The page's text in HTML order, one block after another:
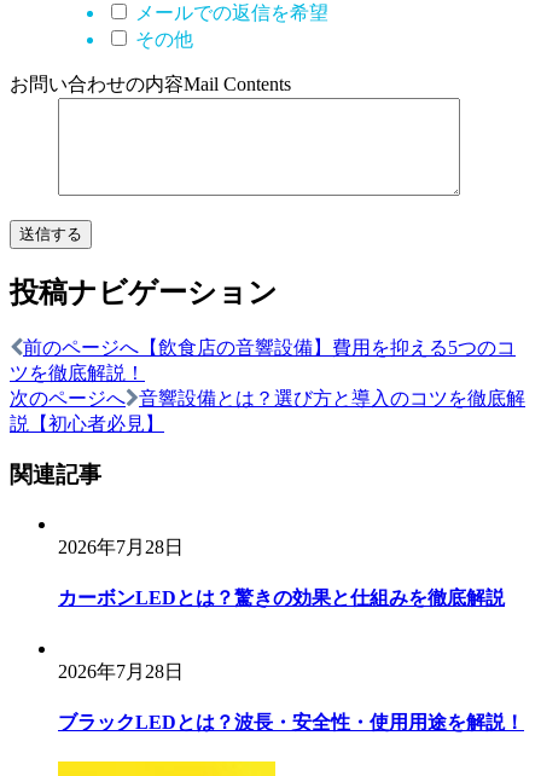
メールでの返信を希望
その他
お問い合わせの内容Mail Contents
投稿ナビゲーション
前のページへ 【飲食店の音響設備】費用を抑える5つのコ
ツを徹底解説！
次のページへ
音響設備とは？選び方と導入のコツを徹底解
説【初心者必見】
関連記事
2026年7月28日
カーボンLEDとは？驚きの効果と仕組みを徹底解説
2026年7月28日
ブラックLEDとは？波長・安全性・使用用途を解説！